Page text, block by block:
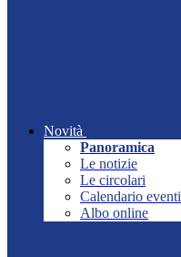
Novità
Panoramica
Le notizie
Le circolari
Calendario eventi
Albo online